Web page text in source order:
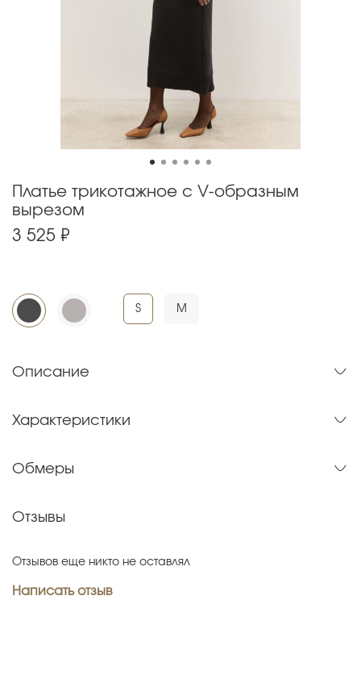
Платье трикотажное с V-образным
вырезом
3 525 ₽
S M
Описание
Характеристики
Обмеры
Отзывы
Отзывов еще никто не оставлял
Написать отзыв